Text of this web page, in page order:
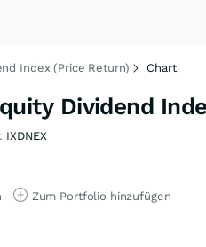
Index (Price Return) Chart
Dividend
IXDNEX
Zum Portfolio hinzufügen